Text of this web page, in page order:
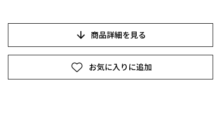
お気に入りに追加
商品詳細を見る